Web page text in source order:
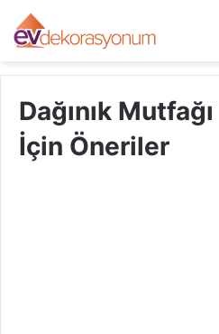
Dağınık
İçin Öneriler